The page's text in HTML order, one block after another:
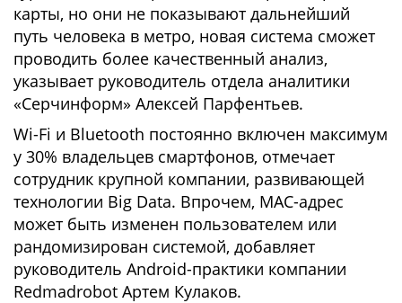
карты, но они не показывают дальнейший
путь человека в метро, новая система сможет
проводить более качественный анализ,
указывает руководитель отдела аналитики
«Серчинформ» Алексей Парфентьев.
Wi-Fi и Bluetooth постоянно включен максимум
у 30% владельцев смартфонов, отмечает
сотрудник крупной компании, развивающей
технологии Big Data. Впрочем, MAC-адрес
может быть изменен пользователем или
рандомизирован системой, добавляет
руководитель Android-практики компании
Redmadrobot Артем Кулаков.